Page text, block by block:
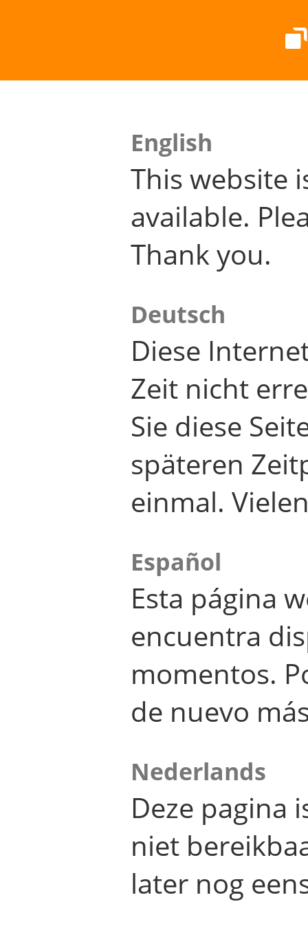
English
This website
available.
Thank you.
Deutsch
Diese
Zeit nicht
Sie diese
späteren
einmal.
Español
Esta página
encuentra
momentos.
de nuevo
Nederlands
Deze pagina
niet
later nog